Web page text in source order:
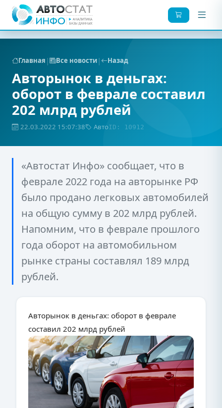
Главная | Все новости| Назад
Авторынок в деньгах:
оборот в феврале составил
202 млрд рублей
22.03.2022 15:07:38 АвтоID: 10912
«Автостат Инфо» сообщает, что в
феврале 2022 года на авторынке РФ
было продано легковых автомобилей
на общую сумму в 202 млрд рублей.
Напомним, что в феврале прошлого
года оборот на автомобильном
рынке страны составлял 189 млрд
рублей.
Авторынок в деньгах: оборот в феврале
составил 202 млрд рублей